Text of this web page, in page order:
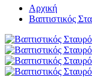
Αρχική
Βαπτιστικός